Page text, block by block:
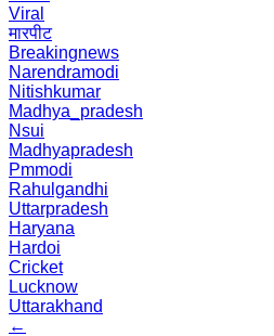
Viral
मारपीट
Breakingnews
Narendramodi
Nitishkumar
Madhya_pradesh
Nsui
Madhyapradesh
Pmmodi
Rahulgandhi
Uttarpradesh
Haryana
Hardoi
Cricket
Lucknow
Uttarakhand
←